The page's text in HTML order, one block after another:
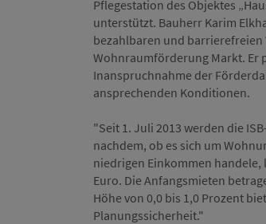
Pflegestation des Objektes
unterstützt. Bauherr Karim
bezahlbaren und barrierefreien
Wohnraumförderung Markt. Er
Inanspruchnahme der
ansprechenden Konditionen.
"Seit 1. Juli 2013 werden die
nachdem, ob es sich um
niedrigen Einkommen handele,
Euro. Die Anfangsmieten
Höhe von 0,0 bis 1,0 Prozent
Planungssicherheit."